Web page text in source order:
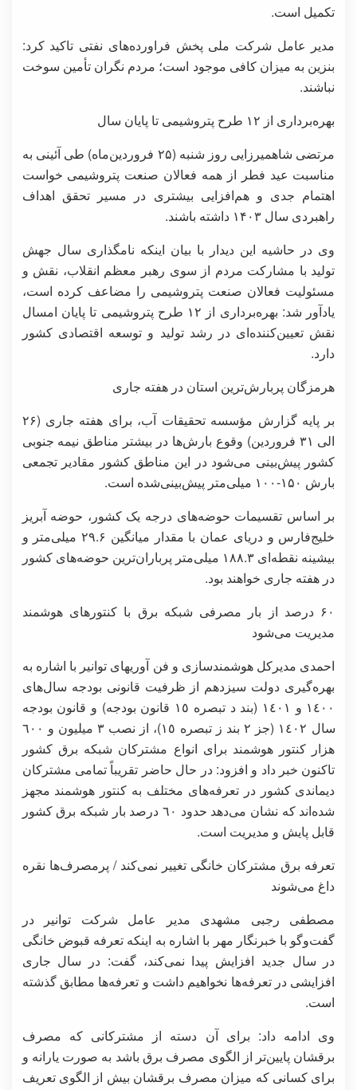
تکمیل است.
مدیر عامل شرکت ملی پخش فراورده‌های نفتی تاکید کرد:
بنزین به میزان کافی موجود است؛ مردم نگران تأمین سوخت
نباشند.
بهره‌برداری از ۱۲ طرح پتروشیمی تا پایان سال
مرتضی شاهمیرزایی روز شنبه (۲۵ فروردین‌ماه) طی آئینی به
مناسبت عید فطر از همه فعالان صنعت پتروشیمی خواست
اهتمام جدی و هم‌افزایی بیشتری در مسیر تحقق اهداف
راهبردی سال ۱۴۰۳ داشته باشند.
وی در حاشیه این دیدار با بیان اینکه نامگذاری سال جهش
تولید با مشارکت مردم از سوی رهبر معظم انقلاب، نقش و
مسئولیت فعالان صنعت پتروشیمی را مضاعف کرده است،
یادآور شد: بهره‌برداری از ۱۲ طرح پتروشیمی تا پایان امسال
نقش تعیین‌کننده‌ای در رشد تولید و توسعه اقتصادی کشور
دارد.
هرمزگان پربارش‌ترین استان در هفته جاری
بر پایه گزارش مؤسسه تحقیقات آب، برای هفته جاری (۲۶
الی ۳۱ فروردین) وقوع بارش‌ها در بیشتر مناطق نیمه جنوبی
کشور پیش‌بینی می‌شود در این مناطق کشور مقادیر تجمعی
بارش ۱۵۰-۱۰۰ میلی‌متر پیش‌بینی‌شده است.
بر اساس تقسیمات حوضه‌های درجه یک کشور، حوضه آبریز
خلیج‌فارس و دریای عمان با مقدار میانگین ۲۹.۶ میلی‌متر و
بیشینه نقطه‌ای ۱۸۸.۳ میلی‌متر پرباران‌ترین حوضه‌های کشور
در هفته جاری خواهند بود.
۶۰ درصد از بار مصرفی شبکه برق با کنتورهای هوشمند
مدیریت می‌شود
احمدی مدیرکل هوشمندسازی و فن آوریهای توانیر با اشاره به
بهره‌گیری دولت سیزدهم از ظرفیت قانونی بودجه سال‌های
١٤٠٠ و ١٤٠١ (بند د تبصره ١٥ قانون بودجه) و قانون بودجه
سال ١٤٠٢ (جز ٢ بند ز تبصره ١٥)، از نصب ٣ میلیون و ٦٠٠
هزار کنتور هوشمند برای انواع مشترکان شبکه برق کشور
تاکنون خبر داد و افزود: در حال حاضر تقریباً تمامی مشترکان
دیماندی کشور در تعرفه‌های مختلف به کنتور هوشمند مجهز
شده‌اند که نشان می‌دهد حدود ٦٠ درصد بار شبکه برق کشور
قابل پایش و مدیریت است.
تعرفه برق مشترکان خانگی تغییر نمی‌کند / پرمصرف‌ها نقره
داغ می‌شوند
مصطفی رجبی مشهدی مدیر عامل شرکت توانیر در
گفت‌وگو با خبرنگار مهر با اشاره به اینکه تعرفه قبوض خانگی
در سال جدید افزایش پیدا نمی‌کند، گفت: در سال جاری
افزایشی در تعرفه‌ها نخواهیم داشت و تعرفه‌ها مطابق گذشته
است.
وی ادامه داد: برای آن دسته از مشترکانی که مصرف
برقشان پایین‌تر از الگوی مصرف برق باشد به صورت یارانه و
برای کسانی که میزان مصرف برقشان بیش از الگوی تعریف